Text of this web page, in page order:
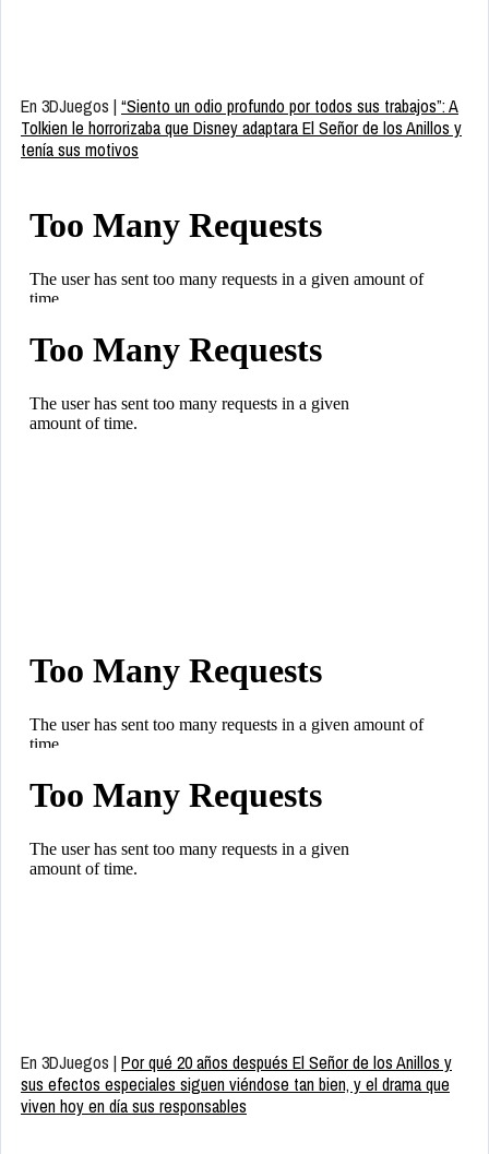
En 3DJuegos | “Siento un odio profundo por todos sus trabajos”: A
Tolkien le horrorizaba que Disney adaptara El Señor de los Anillos y
tenía sus motivos
En 3DJuegos | Por qué 20 años después El Señor de los Anillos y
sus efectos especiales siguen viéndose tan bien, y el drama que
viven hoy en día sus responsables